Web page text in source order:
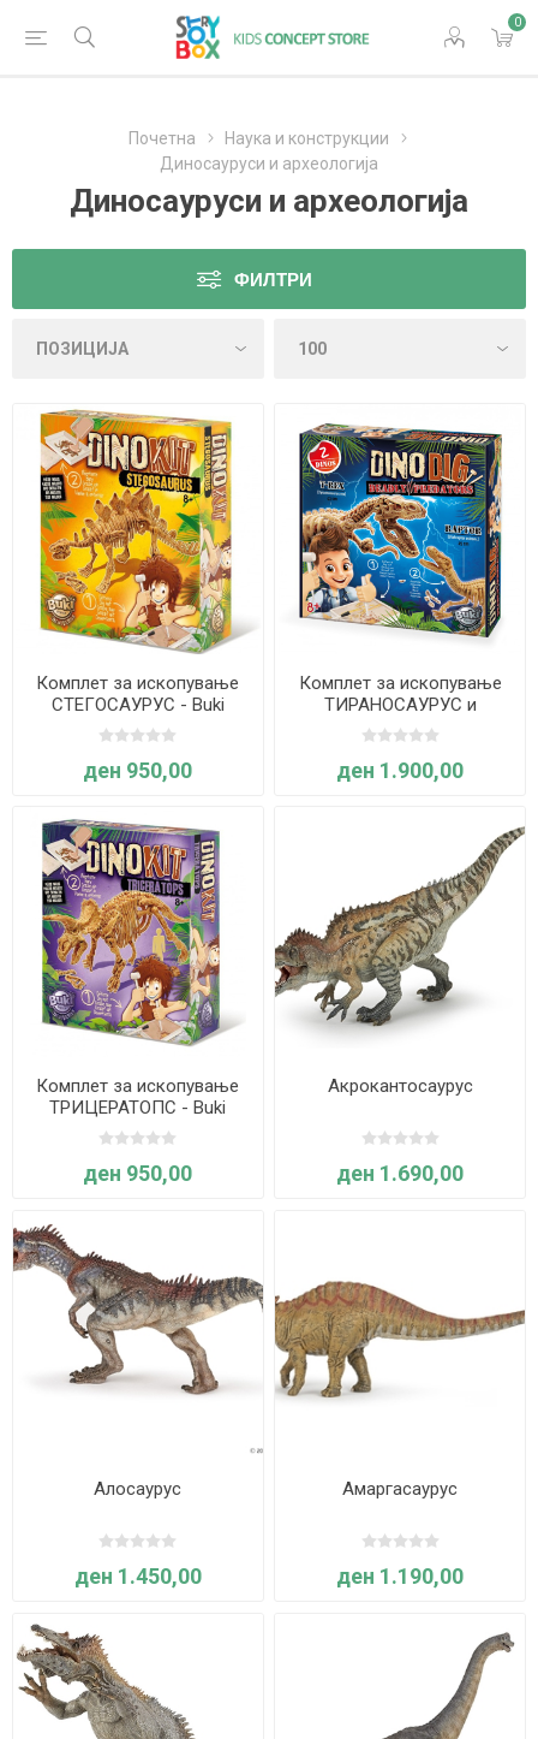
0
Почетна
Наука и конструкции
Диносауруси и археологија
Диносауруси и археологија
ФИЛТРИ
Комплет за ископување
СТЕГОСАУРУС - Buki
France
ден 950,00
Комплет за ископување
ТИРАНОСАУРУС и
ВЕЛОЦИРЕПТОР - Buki
France
ден 1.900,00
Комплет за ископување
ТРИЦЕРАТОПС - Buki
France
ден 950,00
Акрокантосаурус
ден 1.690,00
Алосаурус
ден 1.450,00
Амаргасаурус
ден 1.190,00